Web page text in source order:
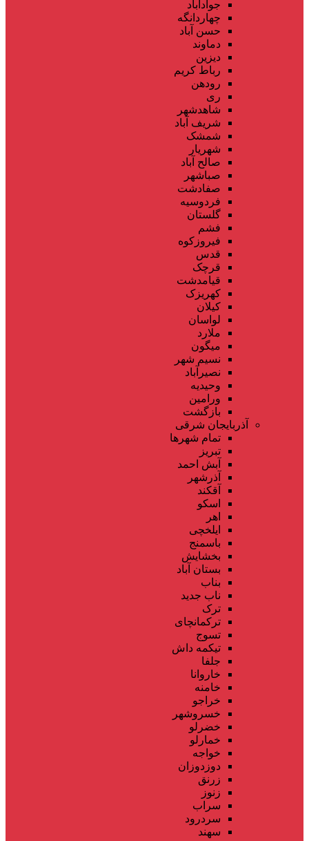
جوادآباد
چهاردانگه
حسن آباد
دماوند
دیزین
رباط کریم
رودهن
ری
شاهدشهر
شریف آباد
شمشک
شهریار
صالح آباد
صباشهر
صفادشت
فردوسیه
گلستان
فشم
فیروزکوه
قدس
قرچک
قیامدشت
کهریزک
کیلان
لواسان
ملارد
میگون
نسیم شهر
نصیرآباد
وحیدیه
ورامین
بازگشت
آذربایجان شرقی
تمام شهر‌ها
تبریز
آبش احمد
آذرشهر
آقکند
اسکو
اهر
ایلخچی
باسمنج
بخشایش
بستان آباد
بناب
ناب جدید
ترک
ترکمانچای
تسوج
تیکمه داش
جلفا
خاروانا
خامنه
خراجو
خسروشهر
خضرلو
خمارلو
خواجه
دوزدوزان
زرنق
زنوز
سراب
سردرود
سهند